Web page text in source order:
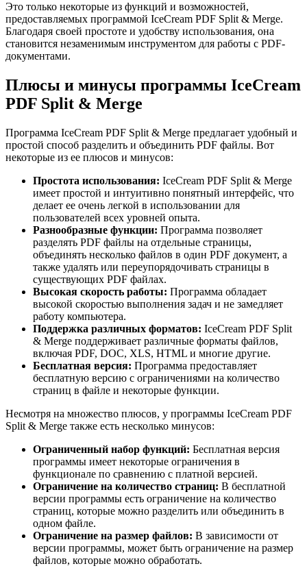
Это только некоторые из функций и возможностей,
предоставляемых программой IceCream PDF Split & Merge.
Благодаря своей простоте и удобству использования, она
становится незаменимым инструментом для работы с PDF-
документами.
Плюсы и минусы программы IceCream
PDF Split & Merge
Программа IceCream PDF Split & Merge предлагает удобный и
простой способ разделить и объединить PDF файлы. Вот
некоторые из ее плюсов и минусов:
Простота использования: IceCream PDF Split & Merge
имеет простой и интуитивно понятный интерфейс, что
делает ее очень легкой в использовании для
пользователей всех уровней опыта.
Разнообразные функции: Программа позволяет
разделять PDF файлы на отдельные страницы,
объединять несколько файлов в один PDF документ, а
также удалять или переупорядочивать страницы в
существующих PDF файлах.
Высокая скорость работы: Программа обладает
высокой скоростью выполнения задач и не замедляет
работу компьютера.
Поддержка различных форматов: IceCream PDF Split
& Merge поддерживает различные форматы файлов,
включая PDF, DOC, XLS, HTML и многие другие.
Бесплатная версия: Программа предоставляет
бесплатную версию с ограничениями на количество
страниц в файле и некоторые функции.
Несмотря на множество плюсов, у программы IceCream PDF
Split & Merge также есть несколько минусов:
Ограниченный набор функций: Бесплатная версия
программы имеет некоторые ограничения в
функционале по сравнению с платной версией.
Ограничение на количество страниц: В бесплатной
версии программы есть ограничение на количество
страниц, которые можно разделить или объединить в
одном файле.
Ограничение на размер файлов: В зависимости от
версии программы, может быть ограничение на размер
файлов, которые можно обработать.